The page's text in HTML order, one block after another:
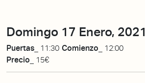
Domingo 17 Enero, 2021
Puertas_ 11:30 Comienzo_
12:00
Precio_
15€